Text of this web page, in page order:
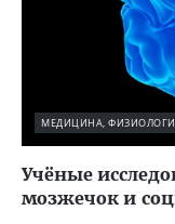
МЕДИЦИНА,
Учёные
мозжечок и